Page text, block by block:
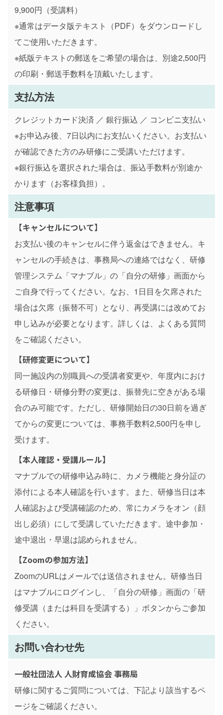
9,900円（受講料）
※通常はデータ版テキスト（PDF）をダウンロードし
てご使用いただきます。
※紙版テキストの郵送をご希望の場合は、別途2,500円
の印刷・郵送手数料を頂戴いたします。
支払方法
クレジットカード決済 ／ 銀行振込 ／ コンビニ支払い
※お申込み後、7日以内にお支払いください。お支払い
が確認できた方のみ研修にご受講いただけます。
※銀行振込を選択された場合は、振込手数料が別途か
かります（お客様負担）。
注意事項
【キャンセルについて】
お支払い後のキャンセルに伴う返金はできません。キ
ャンセルの手続きは、事務局への連絡ではなく、研修
管理システム「マナブル」の「自分の研修」画面から
ご自身で行ってください。なお、1日目を欠席された
場合は欠席（振替不可）となり、再受講には改めてお
申し込みが必要となります。詳しくは、よくある質問
をご確認ください。
【研修変更について】
同一施設内の別職員への受講者変更や、年度内におけ
る研修日・研修分野の変更は、振替先に空きがある場
合のみ可能です。ただし、研修開始日の30日前を過ぎ
てからの変更については、事務手数料2,500円を申し
受けます。
【本人確認・受講ルール】
マナブルでの研修申込み時に、カメラ機能と身分証の
添付による本人確認を行います。また、研修当日は本
人確認および受講確認のため、常にカメラをオン（顔
出し必須）にして受講していただきます。途中参加・
途中退出・早退は認められません。
【Zoomの参加方法】
ZoomのURLはメールでは送信されません。研修当日
はマナブルにログインし、「自分の研修」画面の「研
修受講（または科目を受講する）」ボタンからご参加
ください。
お問い合わせ先
一般社団法人 人財育成協会 事務局
研修に関するご質問については、下記より該当するペ
ージをご確認ください。